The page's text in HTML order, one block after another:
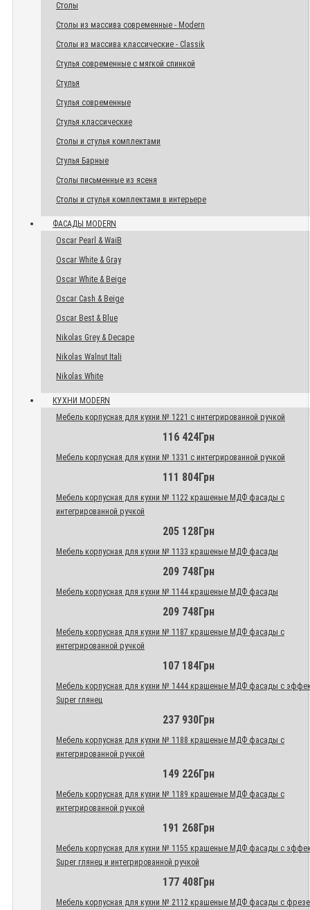
Столы
Столы из массива современные - Modern
Столы из массива классические - Classik
Стулья современные с мягкой спинкой
Стулья
Стулья современные
Стулья классические
Столы и стулья комплектами
Стулья Барные
Столы письменные из ясеня
Столы и стулья комплектами в интерьере
ФАСАДЫ MODERN
Oscar Pearl & WaiB
Oscar White & Gray
Oscar White & Beige
Oscar Cash & Beige
Oscar Best & Blue
Nikolas Grey & Decape
Nikolas Walnut Itali
Nikolas White
КУХНИ MODERN
Мебель корпусная для кухни № 1221 с интегрированной ручкой
116 424Грн
Мебель корпусная для кухни № 1331 с интегрированной ручкой
111 804Грн
Мебель корпусная для кухни № 1122 крашеные МДФ фасады с
интегрированной ручкой
205 128Грн
Мебель корпусная для кухни № 1133 крашеные МДФ фасады
209 748Грн
Мебель корпусная для кухни № 1144 крашеные МДФ фасады
209 748Грн
Мебель корпусная для кухни № 1187 крашеные МДФ фасады с
интегрированной ручкой
107 184Грн
Мебель корпусная для кухни № 1444 крашеные МДФ фасады с
Super глянец
237 930Грн
Мебель корпусная для кухни № 1188 крашеные МДФ фасады с
интегрированной ручкой
149 226Грн
Мебель корпусная для кухни № 1189 крашеные МДФ фасады с
интегрированной ручкой
191 268Грн
Мебель корпусная для кухни № 1155 крашеные МДФ фасады с
Super глянец и интегрированной ручкой
177 408Грн
Мебель корпусная для кухни № 2112 крашеные МДФ фасады с